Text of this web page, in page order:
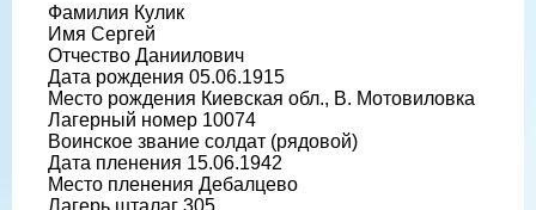
Фамилия Кулик
Имя Сергей
Отчество Даниилович
Дата рождения 05.06.1915
Место рождения Киевская обл., В. Мотовиловка
Лагерный номер 10074
Воинское звание солдат (рядовой)
Дата пленения 15.06.1942
Место пленения Дебалцево
Лагерь шталаг 305